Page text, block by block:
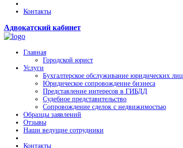
Контакты
Адвокатский кабинет
Главная
Городской юрист
Услуги
Бухгалтерское обслуживание юридических лиц
Юридическое сопровождение бизнеса
Представление интересов в ГИБДД
Судебное представительство
Сопровождение сделок с недвижимостью
Образцы заявлений
Отзывы
Наши ведущие сотрудники
Контакты